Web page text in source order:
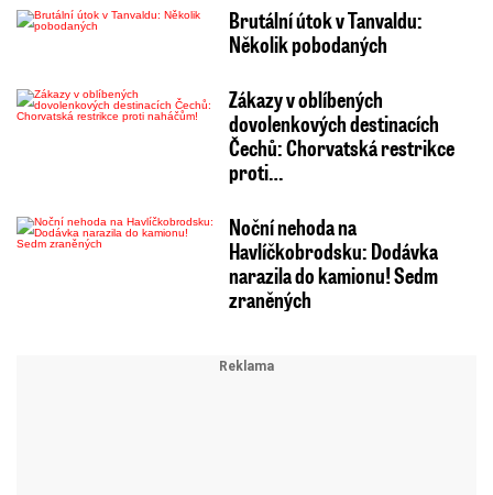
Brutální útok v Tanvaldu:
Několik pobodaných
Zákazy v oblíbených
dovolenkových destinacích
Čechů: Chorvatská restrikce
proti…
Noční nehoda na
Havlíčkobrodsku: Dodávka
narazila do kamionu! Sedm
zraněných